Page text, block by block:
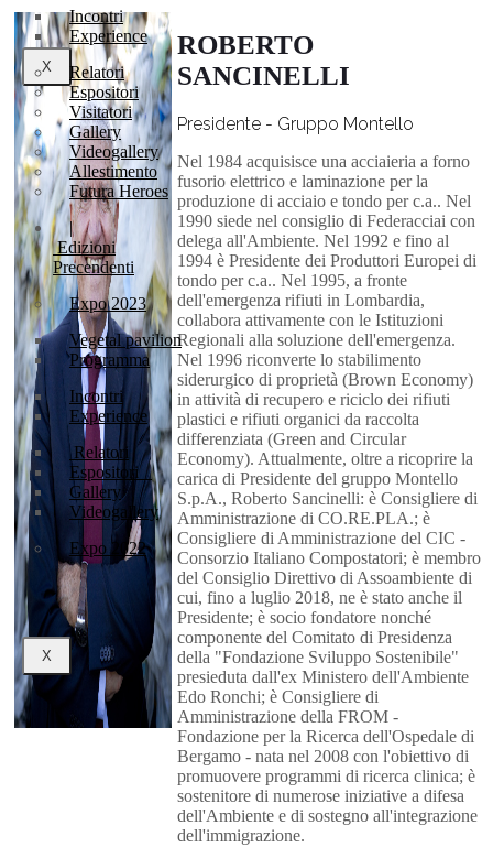
X
Incontri
Experience
Relatori
Espositori
Visitatori
Gallery
Videogallery
Allestimento
Futura Heroes
|
Edizioni
Precendenti
Expo 2023
Vegetal pavilion
Programma
Incontri
Experience
Relatori
Espositori
Gallery
Videogallery
Expo 2022
X
ROBERTO
SANCINELLI
Presidente - Gruppo Montello
Nel 1984 acquisisce una acciaieria a forno
fusorio elettrico e laminazione per la
produzione di acciaio e tondo per c.a.. Nel
1990 siede nel consiglio di Federacciai con
delega all'Ambiente. Nel 1992 e fino al
1994 è Presidente dei Produttori Europei di
tondo per c.a.. Nel 1995, a fronte
dell'emergenza rifiuti in Lombardia,
collabora attivamente con le Istituzioni
Regionali alla soluzione dell'emergenza.
Nel 1996 riconverte lo stabilimento
siderurgico di proprietà (Brown Economy)
in attività di recupero e riciclo dei rifiuti
plastici e rifiuti organici da raccolta
differenziata (Green and Circular
Economy). Attualmente, oltre a ricoprire la
carica di Presidente del gruppo Montello
S.p.A., Roberto Sancinelli: è Consigliere di
Amministrazione di CO.RE.PLA.; è
Consigliere di Amministrazione del CIC -
Consorzio Italiano Compostatori; è membro
del Consiglio Direttivo di Assoambiente di
cui, fino a luglio 2018, ne è stato anche il
Presidente; è socio fondatore nonché
componente del Comitato di Presidenza
della "Fondazione Sviluppo Sostenibile"
presieduta dall'ex Ministero dell'Ambiente
Edo Ronchi; è Consigliere di
Amministrazione della FROM -
Fondazione per la Ricerca dell'Ospedale di
Bergamo - nata nel 2008 con l'obiettivo di
promuovere programmi di ricerca clinica; è
sostenitore di numerose iniziative a difesa
dell'Ambiente e di sostegno all'integrazione
dell'immigrazione.